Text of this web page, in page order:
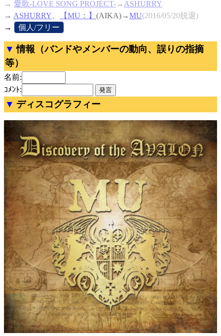
→ 愛歌-LOVE SONG PROJECT-→ ASHURRY
→ ASHURRY 【MU：】 (AIKA)→MU(2016/05/20脱退)
→
個人/フリー
情報（バンドやメンバーの動向、誤りの指摘
等）
名前:
ｺﾒﾝﾄ:
ディスコグラフィー